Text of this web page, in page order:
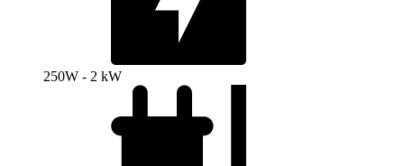
250W - 2 kW